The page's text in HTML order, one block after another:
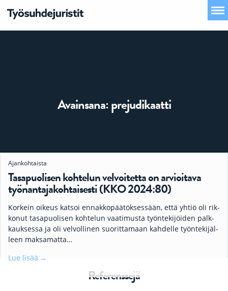
Avainsana:prejudikaatti
Ajankohtaista
Tasapuolisen kohtelun velvoitetta on arvioitava
työnantajakohtaisesti (KKO 2024:80)
Kor­kein oi­keus kat­soi en­nak­ko­pää­tök­ses­sään, että yh­tiö oli rik­
ko­nut tas­a­puo­li­sen koh­te­lun vaa­ti­mus­ta työn­te­ki­jöi­den palk­
kauk­ses­sa ja oli vel­vol­li­nen suo­rit­ta­maan kah­del­le työn­te­ki­jäl­
leen mak­sa­mat­ta…
Lue lisää
Referenssejä